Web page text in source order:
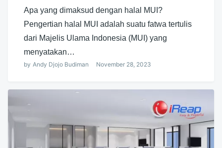
Apa yang dimaksud dengan halal MUI?
Pengertian halal MUI adalah suatu fatwa tertulis
dari Majelis Ulama Indonesia (MUI) yang
menyatakan…
by Andy Djojo Budiman November 28, 2023